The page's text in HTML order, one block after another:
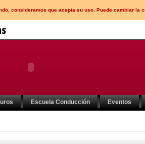
consideramos que acepta su uso. Puede cambiar la
Escuela Conducción Eventos